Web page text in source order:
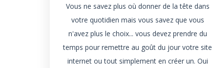
Vous ne savez plus où donner de la tête dans
votre quotidien mais vous savez que vous
n'avez plus le choix... vous devez prendre du
temps pour remettre au goût du jour votre site
internet ou tout simplement en créer un. Oui